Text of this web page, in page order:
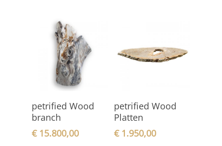
In den
Warenkorb
petrified Wood
branch
€15.800,00
In den
petrified Wood
Platten
€1.950,00